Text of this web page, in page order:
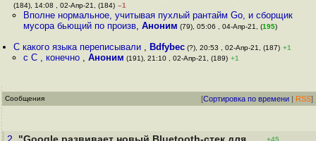
(184), 14:08 , 02-Апр-21, (184) –1
Вполне нормальное, учитывая пухлый рантайм Go, и сборщик
мусора бьющий по произв, Аноним (79), 05:06 , 04-Апр-21, (195)
С какого языка переписывали , Bdfybec (?), 20:53 , 02-Апр-21, (187) +1
с С , конечно , Аноним (191), 21:10 , 02-Апр-21, (189) +1
Сообщения [Сортировка по времени | RSS]
+45